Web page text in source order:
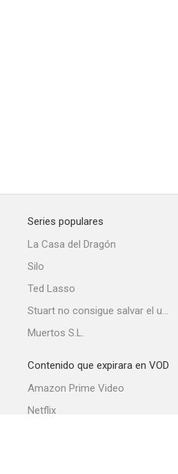
Series populares
La Casa del Dragón
Silo
Ted Lasso
Stuart no consigue salvar el universo
Muertos S.L.
Contenido que expirara en VOD
Amazon Prime Video
Netflix